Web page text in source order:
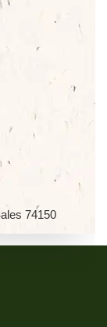
74150